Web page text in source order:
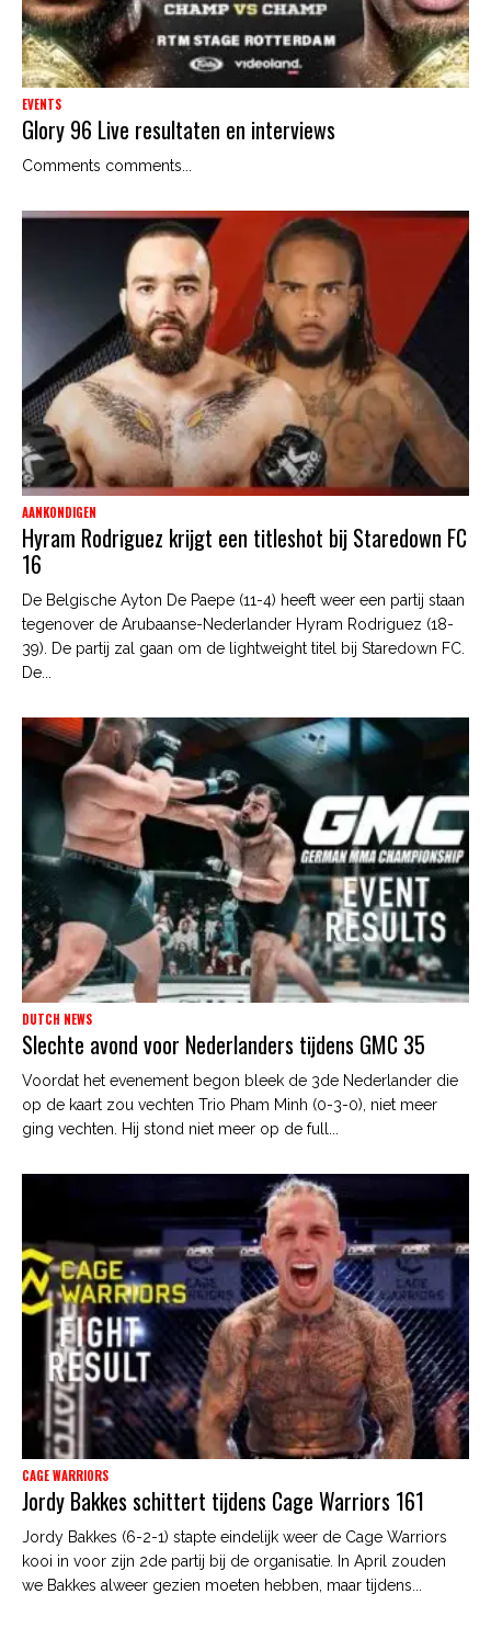
EVENTS
Glory 96 Live resultaten en interviews
Comments comments...
AANKONDIGEN
Hyram Rodriguez krijgt een titleshot bij Staredown FC
16
De Belgische Ayton De Paepe (11-4) heeft weer een partij staan
tegenover de Arubaanse-Nederlander Hyram Rodriguez (18-
39). De partij zal gaan om de lightweight titel bij Staredown FC.
De...
DUTCH NEWS
Slechte avond voor Nederlanders tijdens GMC 35
Voordat het evenement begon bleek de 3de Nederlander die
op de kaart zou vechten Trio Pham Minh (0-3-0), niet meer
ging vechten. Hij stond niet meer op de full...
CAGE WARRIORS
Jordy Bakkes schittert tijdens Cage Warriors 161
Jordy Bakkes (6-2-1) stapte eindelijk weer de Cage Warriors
kooi in voor zijn 2de partij bij de organisatie. In April zouden
we Bakkes alweer gezien moeten hebben, maar tijdens...